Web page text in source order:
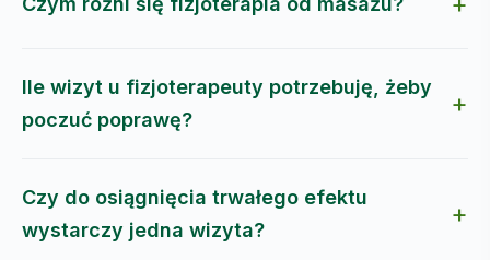
Ile wizyt u fizjoterapeuty potrzebuję, żeby
poczuć poprawę?
Czy do osiągnięcia trwałego efektu
wystarczy jedna wizyta?